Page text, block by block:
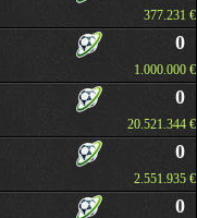
377.231 €
0
1.000.000 €
0
20.521.344 €
0
2.551.935 €
0